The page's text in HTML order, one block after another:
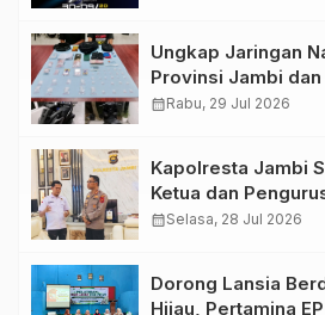
Ungkap Jaringan
Provinsi Jambi dan
Amankan
calendar_monthRabu, 29 Jul 2026
Kapolresta Jambi
Ketua dan
Perkuat Sinergi
calendar_monthSelasa, 28 Jul 2026
Dorong Lansia
Hijau, Pertamina